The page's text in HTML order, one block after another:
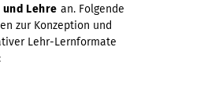
Lehre an. Folgende
zur Konzeption und
Lehr-Lernformate